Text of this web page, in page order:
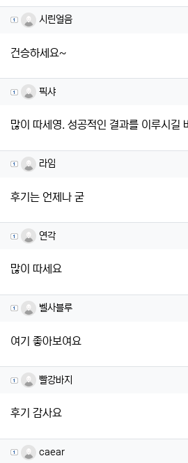
시린얼음님의 댓글
시린얼음
건승하세요~
픽샤님의 댓글
픽샤
많이 따세영. 성공적인 결과를 이루시길
라임님의 댓글
라임
후기는 언제나 굳
연각님의 댓글
연각
많이 따세요
벨사블루님의 댓글
벨사블루
여기 좋아보여요
빨강바지님의 댓글
빨강바지
후기 감사요
caear님의 댓글
caear